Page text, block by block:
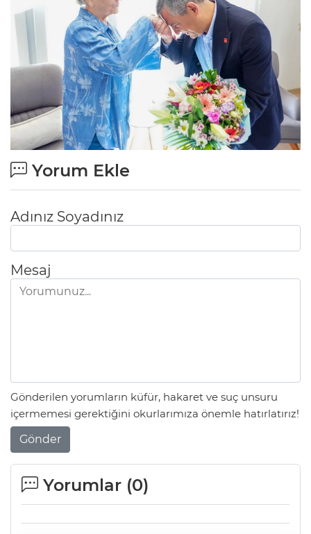
Yorum Ekle
Adınız Soyadınız
Mesaj
Gönderilen yorumların küfür, hakaret ve suç unsuru
içermemesi gerektiğini okurlarımıza önemle hatırlatırız!
Gönder
Yorumlar (0)